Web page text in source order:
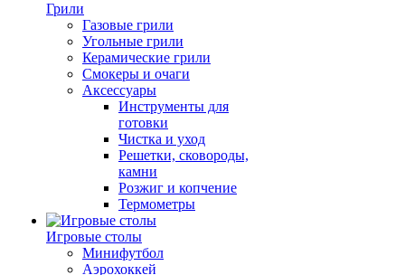
Грили
Газовые грили
Угольные грили
Керамические грили
Смокеры и очаги
Аксессуары
Инструменты для
готовки
Чистка и уход
Решетки, сковороды,
камни
Розжиг и копчение
Термометры
Игровые столы
Минифутбол
Аэрохоккей